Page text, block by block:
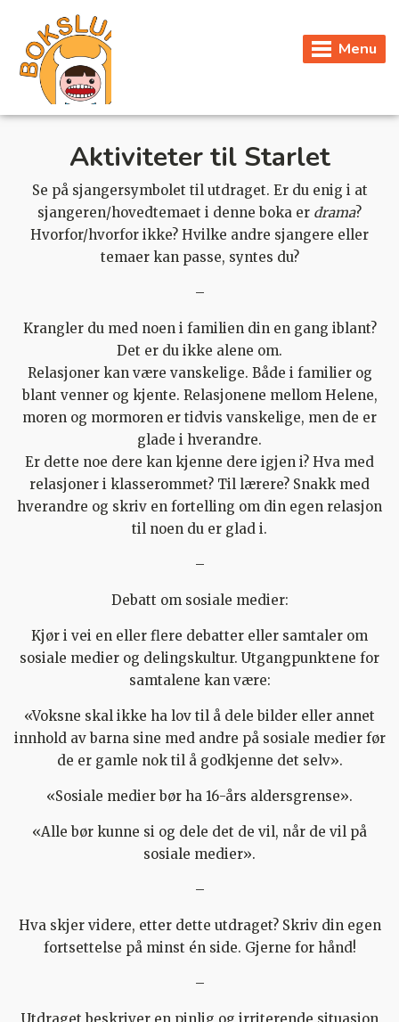
Menu
Aktiviteter til Starlet
Se på sjangersymbolet til utdraget. Er du enig i at
sjangeren/hovedtemaet i denne boka er drama?
Hvorfor/hvorfor ikke? Hvilke andre sjangere eller
temaer kan passe, syntes du?
–
Krangler du med noen i familien din en gang iblant?
Det er du ikke alene om.
Relasjoner kan være vanskelige. Både i familier og
blant venner og kjente. Relasjonene mellom Helene,
moren og mormoren er tidvis vanskelige, men de er
glade i hverandre.
Er dette noe dere kan kjenne dere igjen i? Hva med
relasjoner i klasserommet? Til lærere? Snakk med
hverandre og skriv en fortelling om din egen relasjon
til noen du er glad i.
–
Debatt om sosiale medier:
Kjør i vei en eller flere debatter eller samtaler om
sosiale medier og delingskultur. Utgangpunktene for
samtalene kan være:
«Voksne skal ikke ha lov til å dele bilder eller annet
innhold av barna sine med andre på sosiale medier før
de er gamle nok til å godkjenne det selv».
«Sosiale medier bør ha 16-års aldersgrense».
«Alle bør kunne si og dele det de vil, når de vil på
sosiale medier».
–
Hva skjer videre, etter dette utdraget? Skriv din egen
fortsettelse på minst én side. Gjerne for hånd!
–